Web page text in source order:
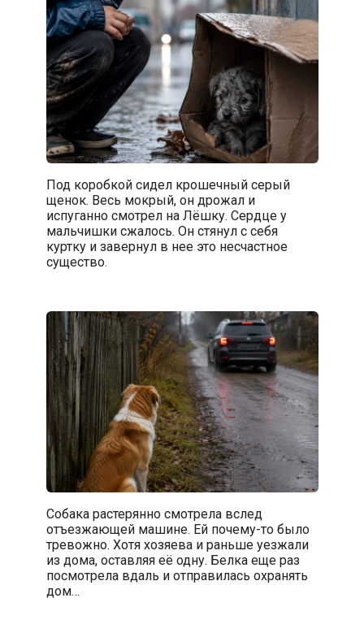
Под коробкой сидел крошечный серый
щенок. Весь мокрый, он дрожал и
испуганно смотрел на Лёшку. Сердце у
мальчишки сжалось. Он стянул с себя
куртку и завернул в нее это несчастное
существо.
Собака растерянно смотрела вслед
отъезжающей машине. Ей почему-то было
тревожно. Хотя хозяева и раньше уезжали
из дома, оставляя её одну. Белка еще раз
посмотрела вдаль и отправилась охранять
дом…